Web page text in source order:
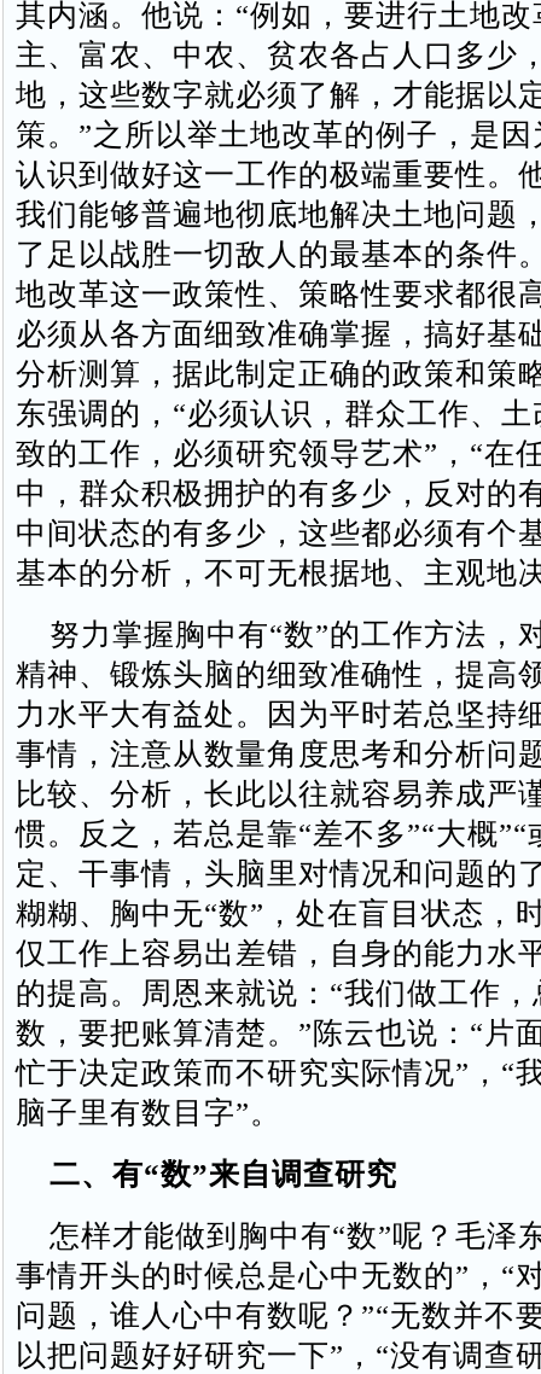
其内涵。他说：“例如，要进行土地
主、富农、中农、贫农各占人口多少
地，这些数字就必须了解，才能据以
策。”之所以举土地改革的例子，是
认识到做好这一工作的极端重要性。
我们能够普遍地彻底地解决土地问题
了足以战胜一切敌人的最基本的条件
地改革这一政策性、策略性要求都很
必须从各方面细致准确掌握，搞好基
分析测算，据此制定正确的政策和策
东强调的，“必须认识，群众工作、
致的工作，必须研究领导艺术”，“在
中，群众积极拥护的有多少，反对的
中间状态的有多少，这些都必须有个
基本的分析，不可无根据地、主观地
努力掌握胸中有“数”的工作方法，
精神、锻炼头脑的细致准确性，提高
力水平大有益处。因为平时若总坚持
事情，注意从数量角度思考和分析问
比较、分析，长此以往就容易养成严
惯。反之，若总是靠“差不多”“大概”“
定、干事情，头脑里对情况和问题的
糊糊、胸中无“数”，处在盲目状态，
仅工作上容易出差错，自身的能力水
的提高。周恩来就说：“我们做工作
数，要把账算清楚。”陈云也说：“片
忙于决定政策而不研究实际情况”，“
脑子里有数目字”。
二、有“数”来自调查研究
怎样才能做到胸中有“数”呢？毛泽
事情开头的时候总是心中无数的”，“
问题，谁人心中有数呢？”“无数并不
以把问题好好研究一下”，“没有调查